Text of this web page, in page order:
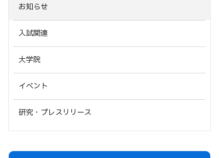
お知らせ
入試関連
大学院
イベント
研究・プレスリリース